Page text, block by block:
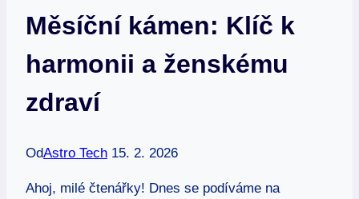
Měsíční kámen: Klíč k
harmonii a ženskému
zdraví
OdAstro Tech 15. 2. 2026
Ahoj, milé čtenářky! Dnes se podíváme na